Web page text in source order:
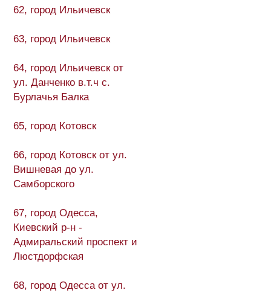
62, город Ильичевск
63, город Ильичевск
64, город Ильичевск от
ул. Данченко в.т.ч с.
Бурлачья Балка
65, город Котовск
66, город Котовск от ул.
Вишневая до ул.
Самборского
67, город Одесса,
Киевский р-н -
Адмиральский проспект и
Люстдорфская
68, город Одесса от ул.